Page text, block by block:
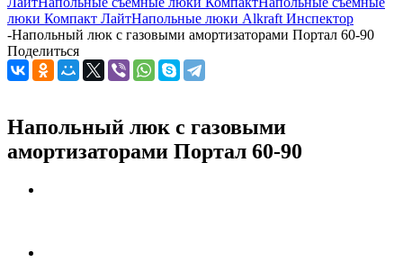
люки Компакт ЛайтНапольные люки Alkraft Инспектор
-Напольный люк с газовыми амортизаторами Портал 60-90
Поделиться
Напольный люк с газовыми
амортизаторами Портал 60-90